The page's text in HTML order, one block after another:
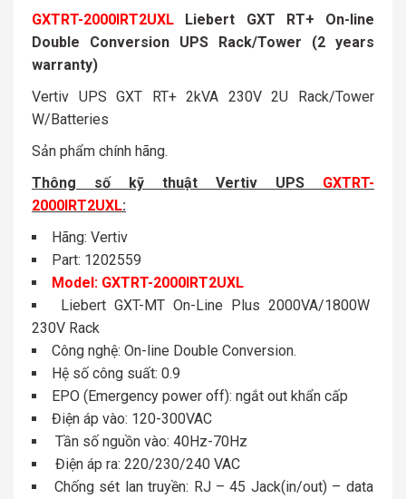
GXTRT-2000IRT2UXL Liebert GXT RT+ On-line
Double Conversion UPS Rack/Tower (2 years
warranty)
Vertiv UPS GXT RT+ 2kVA 230V 2U Rack/Tower
W/Batteries
Sản phẩm chính hãng.
Thông số kỹ thuật Vertiv UPS GXTRT-
2000IRT2UXL:
Hãng: Vertiv
Part: 1202559
Model: GXTRT-2000IRT2UXL
Liebert GXT-MT On-Line Plus 2000VA/1800W
230V Rack
Công nghệ: On-line Double Conversion.
Hệ số công suất: 0.9
EPO (Emergency power off): ngắt out khẩn cấp
Điện áp vào: 120-300VAC
Tần số nguồn vào: 40Hz-70Hz
Điện áp ra: 220/230/240 VAC
Chống sét lan truyền: RJ – 45 Jack(in/out) – data